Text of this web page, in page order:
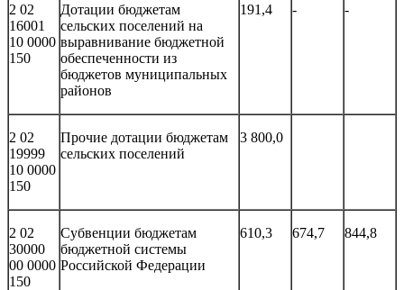
2 02
16001
10 0000
150
Дотации бюджетам
сельских поселений на
выравнивание бюджетной
обеспеченности из
бюджетов муниципальных
районов
191,4 - -
2 02
19999
10 0000
150
Прочие дотации бюджетам
сельских поселений
3 800,0
2 02
30000
00 0000
150
Субвенции бюджетам
бюджетной системы
Российской Федерации
610,3 674,7 844,8